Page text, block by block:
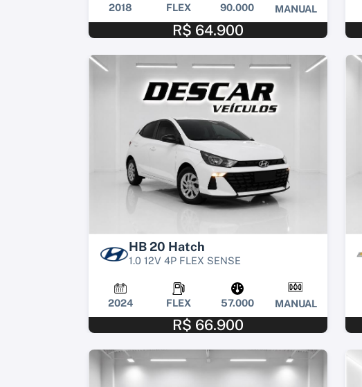
2018 FLEX 90.000 MANUAL
R$ 64.900
HB 20 Hatch
1.0 12V 4P FLEX SENSE
2024 FLEX 57.000 MANUAL
R$ 66.900